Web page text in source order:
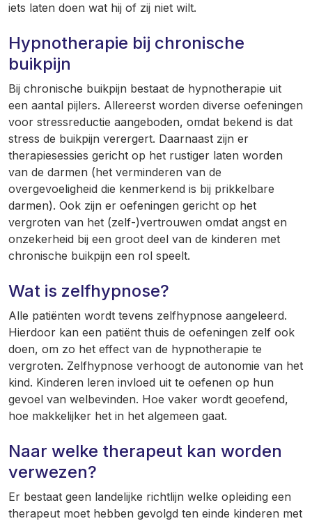
iets laten doen wat hij of zij niet wilt.
Hypnotherapie bij chronische
buikpijn
Bij chronische buikpijn bestaat de hypnotherapie uit
een aantal pijlers. Allereerst worden diverse oefeningen
voor stressreductie aangeboden, omdat bekend is dat
stress de buikpijn verergert. Daarnaast zijn er
therapiesessies gericht op het rustiger laten worden
van de darmen (het verminderen van de
overgevoeligheid die kenmerkend is bij prikkelbare
darmen). Ook zijn er oefeningen gericht op het
vergroten van het (zelf-)vertrouwen omdat angst en
onzekerheid bij een groot deel van de kinderen met
chronische buikpijn een rol speelt.
Wat is zelfhypnose?
Alle patiënten wordt tevens zelfhypnose aangeleerd.
Hierdoor kan een patiënt thuis de oefeningen zelf ook
doen, om zo het effect van de hypnotherapie te
vergroten. Zelfhypnose verhoogt de autonomie van het
kind. Kinderen leren invloed uit te oefenen op hun
gevoel van welbevinden. Hoe vaker wordt geoefend,
hoe makkelijker het in het algemeen gaat.
Naar welke therapeut kan worden
verwezen?
Er bestaat geen landelijke richtlijn welke opleiding een
therapeut moet hebben gevolgd ten einde kinderen met